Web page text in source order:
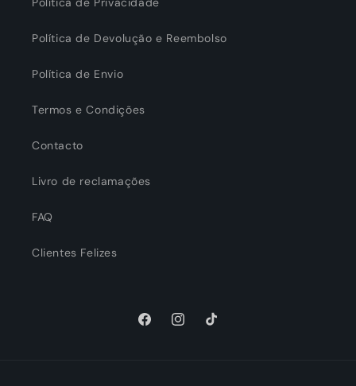
Política de Devolução e Reembolso
Política de Envio
Termos e Condições
Contacto
Livro de reclamações
FAQ
Clientes Felizes
FacebookInstagramTikTok